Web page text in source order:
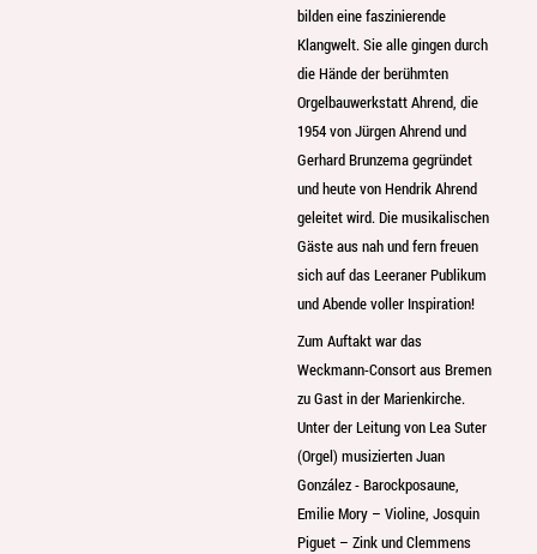
bilden eine faszinierende
Klangwelt. Sie alle gingen durch
die Hände der berühmten
Orgelbauwerkstatt Ahrend, die
1954 von Jürgen Ahrend und
Gerhard Brunzema gegründet
und heute von Hendrik Ahrend
geleitet wird. Die musikalischen
Gäste aus nah und fern freuen
sich auf das Leeraner Publikum
und Abende voller Inspiration!
Zum Auftakt war das
Weckmann-Consort aus Bremen
zu Gast in der Marienkirche.
Unter der Leitung von Lea Suter
(Orgel) musizierten Juan
González - Barockposaune,
Emilie Mory – Violine, Josquin
Piguet – Zink und Clemmens